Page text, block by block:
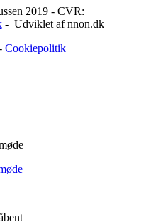
2019 - CVR:
- Udviklet af nnon.dk
Cookiepolitik